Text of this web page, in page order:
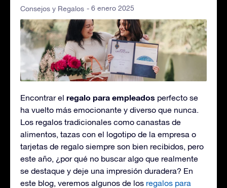
Consejos y Regalos - 6 enero 2025
Encontrar el regalo para empleados perfecto se
ha vuelto más emocionante y diverso que nunca.
Los regalos tradicionales como canastas de
alimentos, tazas con el logotipo de la empresa o
tarjetas de regalo siempre son bien recibidos, pero
este año, ¿por qué no buscar algo que realmente
se destaque y deje una impresión duradera? En
este blog, veremos algunos de los regalos para